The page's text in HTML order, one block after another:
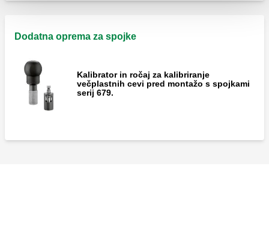
Dodatna oprema za spojke
Kalibrator in ročaj za kalibriranje
večplastnih cevi pred montažo s spojkami
serij 679.